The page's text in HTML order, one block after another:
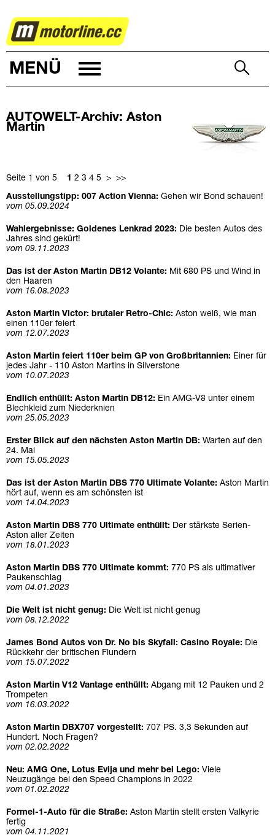
AUTOWELT
MENÜ
AUTOWELT-Archiv: Aston
Martin
Seite 1 von 5 1 2 3 4 5 > >>
Ausstellungstipp: 007 Action Vienna: Gehen wir Bond schauen!
vom 05.09.2024
Wahlergebnisse: Goldenes Lenkrad 2023: Die besten Autos des
Jahres sind gekürt!
vom 09.11.2023
Das ist der Aston Martin DB12 Volante: Mit 680 PS und Wind in
den Haaren
vom 16.08.2023
Aston Martin Victor: brutaler Retro-Chic: Aston weiß, wie man
einen 110er feiert
vom 12.07.2023
Aston Martin feiert 110er beim GP von Großbritannien: Einer für
jedes Jahr - 110 Aston Martins in Silverstone
vom 10.07.2023
Endlich enthüllt: Aston Martin DB12: Ein AMG-V8 unter einem
Blechkleid zum Niederknien
vom 25.05.2023
Erster Blick auf den nächsten Aston Martin DB: Warten auf den
24. Mai
vom 15.05.2023
Das ist der Aston Martin DBS 770 Ultimate Volante: Aston Martin
hört auf, wenn es am schönsten ist
vom 14.04.2023
Aston Martin DBS 770 Ultimate enthüllt: Der stärkste Serien-
Aston aller Zeiten
vom 18.01.2023
Aston Martin DBS 770 Ultimate kommt: 770 PS als ultimativer
Paukenschlag
vom 04.01.2023
Die Welt ist nicht genug: Die Welt ist nicht genug
vom 08.12.2022
James Bond Autos von Dr. No bis Skyfall: Casino Royale: Die
Rückkehr der britischen Flundern
vom 15.07.2022
Aston Martin V12 Vantage enthüllt: Abgang mit 12 Pauken und 2
Trompeten
vom 16.03.2022
Aston Martin DBX707 vorgestellt: 707 PS. 3,3 Sekunden auf
Hundert. Noch Fragen?
vom 02.02.2022
Neu: AMG One, Lotus Evija und mehr bei Lego: Viele
Neuzugänge bei den Speed Champions in 2022
vom 01.02.2022
Formel-1-Auto für die Straße: Aston Martin stellt ersten Valkyrie
fertig
vom 04.11.2021